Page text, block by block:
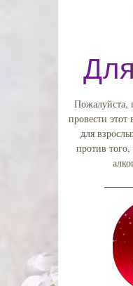
Пожалуйста,
провести этот
для
против